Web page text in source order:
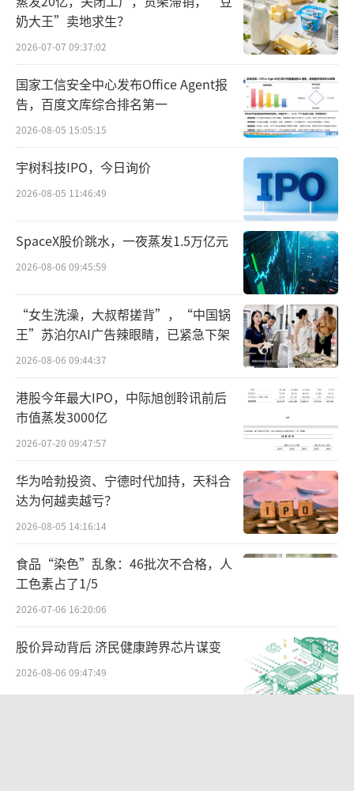
也不例外，均采用后置三摄方案。比较有争议
的是背部镜头设计，凸出的三角形铭牌式造型
见仁见智。
四款型号中，最受关注的莫过于Pura70Ult
ra，搭载索尼5000万像素1英寸大底传感器伸缩
式主摄，5000万像素微距镜头及4000万像素超
广角镜头，支持3.5倍光学变焦及100倍数码变
焦，超高速风驰闪拍功能甚至可清晰抓拍到高
速行驶的赛车。
Pura70系列开售之际，华为终端总裁余承
东也不忘及时宣传一波汽车。余承东发微博表
示，Pura 70 Pro+可以清晰拍摄赛车的高速行
驶状态，并且顺便宣传了即将上市的智界S7，
可以和华为Pura 70系列无缝互联，手机应用全
量上车。
奶大王”卖地求生？
2026-07-07 09:37:02
国家工信安全中心发布Office Agent报
告，百度文库综合排名第一
2026-08-05 15:05:15
宇树科技IPO，今日询价
2026-08-05 11:46:49
SpaceX股价跳水，一夜蒸发1.5万亿元
2026-08-06 09:45:59
“女生洗澡，大叔帮搓背”，“中国锅
王”苏泊尔AI广告辣眼睛，已紧急下架
2026-08-06 09:44:37
港股今年最大IPO，中际旭创聆讯前后
市值蒸发3000亿
2026-07-20 09:47:57
华为哈勃投资、宁德时代加持，天科合
达为何越卖越亏？
2026-08-05 14:16:14
食品“染色”乱象：46批次不合格，人
工色素占了1/5
2026-07-06 16:20:06
股价异动背后 济民健康跨界芯片谋变
2026-08-06 09:47:49